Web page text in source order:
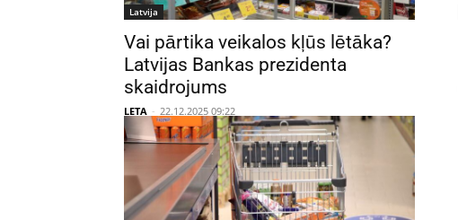
Latvija
Vai pārtika veikalos kļūs lētāka?
Latvijas Bankas prezidenta
skaidrojums
LETA - 22.12.2025 09:22